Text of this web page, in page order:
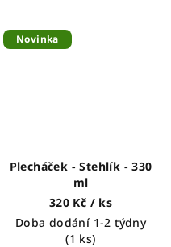
Novinka
Plecháček - Stehlík - 330
ml
320 Kč / ks
Doba dodání 1-2 týdny
(1 ks)